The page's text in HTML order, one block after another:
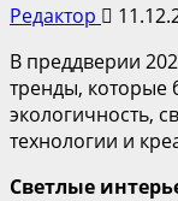
Редактор
В преддверии
тренды, которые
экологичность,
технологии и
Светлые